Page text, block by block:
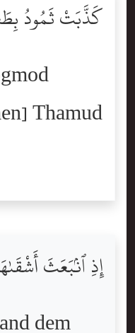
كَذَّبَتْ ثَمُودُ
Thamud
إِذِ ٱنۢبَعَثَ
dem